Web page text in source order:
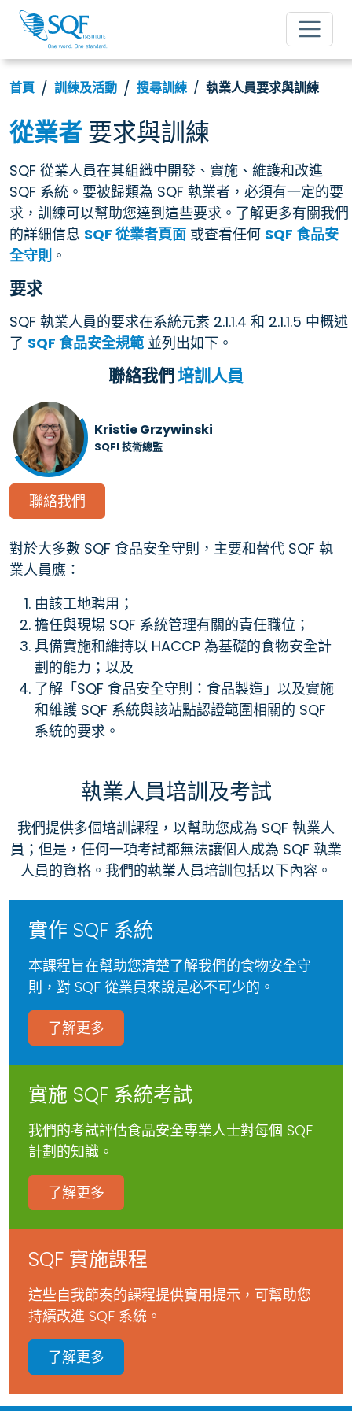
首頁 訓練及活動 搜尋訓練 執業人員要求與訓練
從業者要求與訓練
SQF 從業人員在其組織中開發、實施、維護和改進
SQF 系統。要被歸類為 SQF 執業者，必須有一定的要
求，訓練可以幫助您達到這些要求。了解更多有關我們
的詳細信息 SQF 從業者頁面 或查看任何 SQF 食品安
全守則 。
要求
SQF 執業人員的要求在系統元素 2.1.1.4 和 2.1.1.5 中概述
了 SQF 食品安全規範 並列出如下。
聯絡我們培訓人員
Kristie Grzywinski
SQFI 技術總監
聯絡我們
對於大多數 SQF 食品安全守則，主要和替代 SQF 執
業人員應：
由該工地聘用；
擔任與現場 SQF 系統管理有關的責任職位；
具備實施和維持以 HACCP 為基礎的食物安全計
劃的能力；以及
了解「SQF 食品安全守則：食品製造」以及實施
和維護 SQF 系統與該站點認證範圍相關的 SQF
系統的要求。
執業人員培訓及考試
我們提供多個培訓課程，以幫助您成為 SQF 執業人
員；但是，任何一項考試都無法讓個人成為 SQF 執業
人員的資格。我們的執業人員培訓包括以下內容。
實作 SQF 系統
本課程旨在幫助您清楚了解我們的食物安全守
則，對 SQF 從業員來說是必不可少的。
了解更多
實施 SQF 系統考試
我們的考試評估食品安全專業人士對每個 SQF
計劃的知識。
了解更多
SQF 實施課程
這些自我節奏的課程提供實用提示，可幫助您
持續改進 SQF 系統。
了解更多